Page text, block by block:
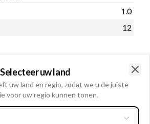
1.0
12
Nee
Nee
Selecteer uw land
uw land en regio, zodat we u de juiste
voor uw regio kunnen tonen.